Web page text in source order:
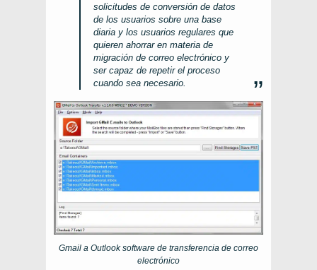
solicitudes de conversión de datos
de los usuarios sobre una base
diaria y los usuarios regulares que
quieren ahorrar en materia de
migración de correo electrónico y
ser capaz de repetir el proceso
cuando sea necesario.
Gmail a Outlooksoftware de transferencia de correo
electrónico